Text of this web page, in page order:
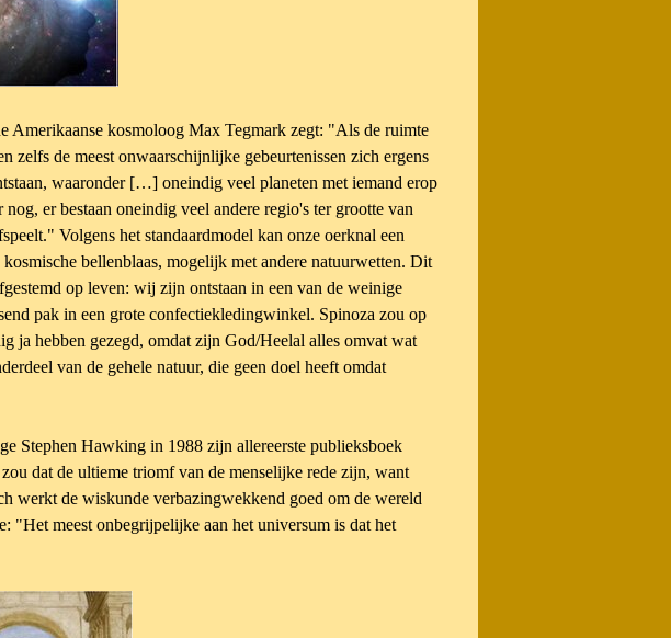
Amerikaanse kosmoloog Max Tegmark zegt: "Als de ruimte
zelfs de meest onwaarschijnlijke gebeurtenissen zich ergens
waaronder […] oneindig veel planeten met iemand erop
er bestaan oneindig veel andere regio's ter grootte van
Volgens het standaardmodel kan onze oerknal een
bellenblaas, mogelijk met andere natuurwetten. Dit
op leven: wij zijn ontstaan in een van de weinige
pak in een grote confectiekledingwinkel. Spinoza zou op
ja hebben gezegd, omdat zijn God/Heelal alles omvat wat
van de gehele natuur, die geen doel heeft omdat
Stephen Hawking in 1988 zijn allereerste publieksboek
dat de ultieme triomf van de menselijke rede zijn, want
werkt de wiskunde verbazingwekkend goed om de wereld
"Het meest onbegrijpelijke aan het universum is dat het